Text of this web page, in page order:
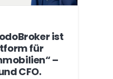
ist
für
–
CFO.